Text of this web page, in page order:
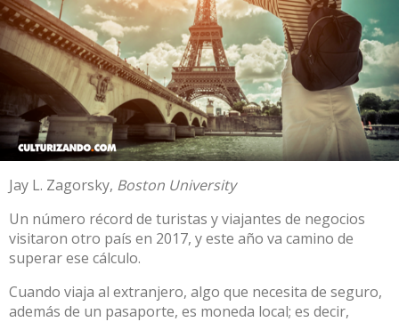
Jay L. Zagorsky, Boston University
Un número récord de turistas y viajantes de negocios
visitaron otro país en 2017, y este año va camino de
superar ese cálculo.
Cuando viaja al extranjero, algo que necesita de seguro,
además de un pasaporte, es moneda local; es decir,